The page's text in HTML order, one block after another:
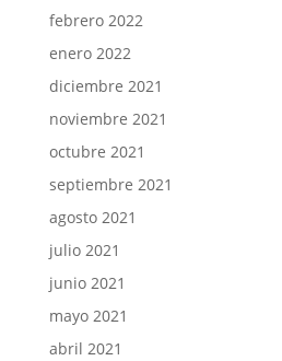
febrero 2022
enero 2022
diciembre 2021
noviembre 2021
octubre 2021
septiembre 2021
agosto 2021
julio 2021
junio 2021
mayo 2021
abril 2021